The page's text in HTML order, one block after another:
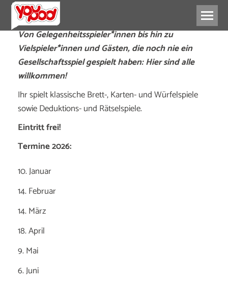
Von Gelegenheitsspieler*innen bis hin zu
Vielspieler*innen und Gästen, die noch nie ein
Gesellschaftsspiel gespielt haben: Hier sind alle
willkommen!
Ihr spielt klassische Brett-, Karten- und Würfelspiele
sowie Deduktions- und Rätselspiele.
Eintritt frei!
Termine 2026:
10. Januar
14. Februar
14. März
18. April
9. Mai
6. Juni